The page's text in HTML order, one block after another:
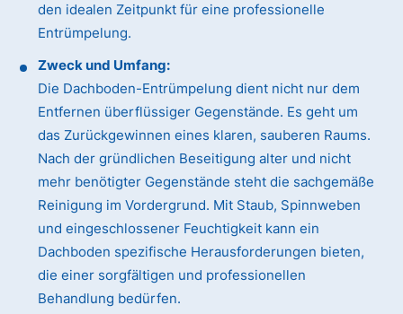
den idealen Zeitpunkt für eine professionelle
Entrümpelung.
Zweck und Umfang:
Die Dachboden-Entrümpelung dient nicht nur dem
Entfernen überflüssiger Gegenstände. Es geht um
das Zurückgewinnen eines klaren, sauberen Raums.
Nach der gründlichen Beseitigung alter und nicht
mehr benötigter Gegenstände steht die sachgemäße
Reinigung im Vordergrund. Mit Staub, Spinnweben
und eingeschlossener Feuchtigkeit kann ein
Dachboden spezifische Herausforderungen bieten,
die einer sorgfältigen und professionellen
Behandlung bedürfen.